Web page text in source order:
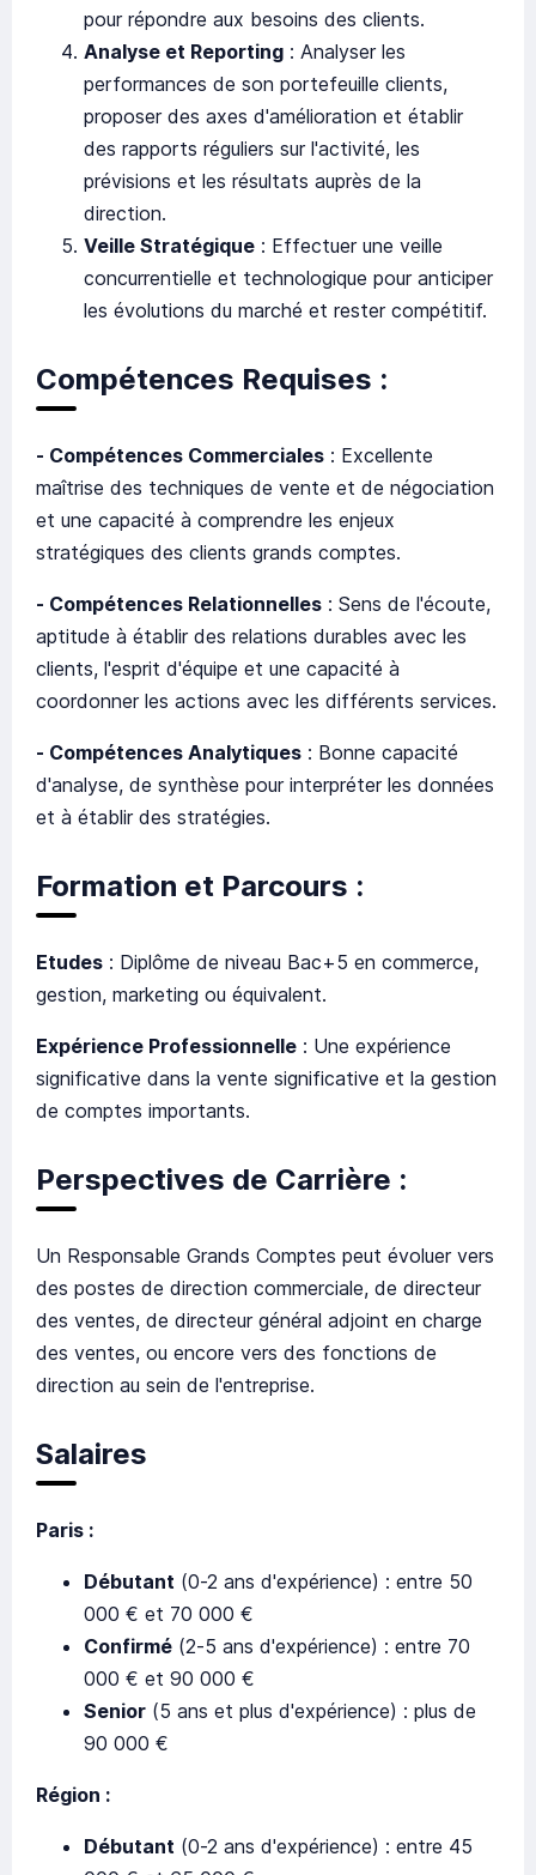
pour répondre aux besoins des clients.
Analyse et Reporting : Analyser les
performances de son portefeuille clients,
proposer des axes d'amélioration et établir
des rapports réguliers sur l'activité, les
prévisions et les résultats auprès de la
direction.
Veille Stratégique : Effectuer une veille
concurrentielle et technologique pour anticiper
les évolutions du marché et rester compétitif.
Compétences Requises :
- Compétences Commerciales : Excellente
maîtrise des techniques de vente et de négociation
et une capacité à comprendre les enjeux
stratégiques des clients grands comptes.
- Compétences Relationnelles : Sens de l'écoute,
aptitude à établir des relations durables avec les
clients, l'esprit d'équipe et une capacité à
coordonner les actions avec les différents services.
- Compétences Analytiques : Bonne capacité
d'analyse, de synthèse pour interpréter les données
et à établir des stratégies.
Formation et Parcours :
Etudes : Diplôme de niveau Bac+5 en commerce,
gestion, marketing ou équivalent.
Expérience Professionnelle : Une expérience
significative dans la vente significative et la gestion
de comptes importants.
Perspectives de Carrière :
Un Responsable Grands Comptes peut évoluer vers
des postes de direction commerciale, de directeur
des ventes, de directeur général adjoint en charge
des ventes, ou encore vers des fonctions de
direction au sein de l'entreprise.
Salaires
Paris :
Débutant (0-2 ans d'expérience) : entre 50
000 € et 70 000 €
Confirmé (2-5 ans d'expérience) : entre 70
000 € et 90 000 €
Senior (5 ans et plus d'expérience) : plus de
90 000 €
Région :
Débutant (0-2 ans d'expérience) : entre 45